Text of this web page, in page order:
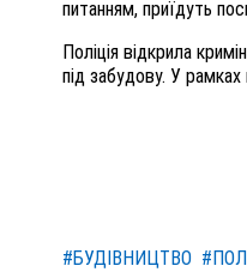
питанням, приїдуть
Поліція відкрила
під забудову. У
#БУДІВНИЦТВО